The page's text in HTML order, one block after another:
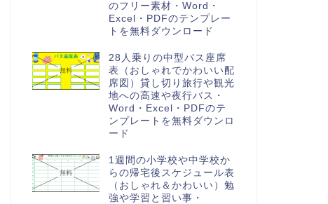
のフリー素材・Word・
Excel・PDFのテンプレー
トを無料ダウンロード
28人乗りの中型バス座席
表（おしゃれでかわいい配
席図）貸し切り旅行や観光
地への高速や夜行バス・
Word・Excel・PDFのテ
ンプレートを無料ダウンロ
ード
1週間の小学校や中学校か
らの帰宅後スケジュール表
（おしゃれ＆かわいい）勉
強や学習と習い事・